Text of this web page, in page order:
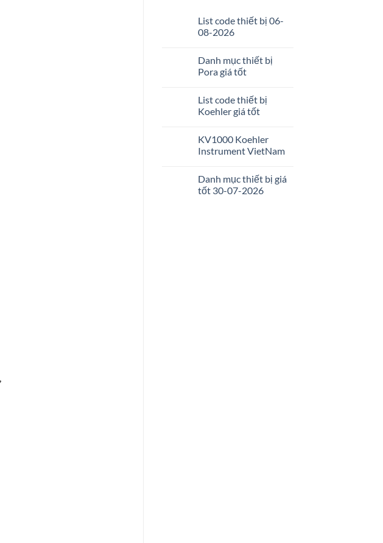
List code thiết bị 06-
08-2026
Danh mục thiết bị
Pora giá tốt
List code thiết bị
Koehler giá tốt
KV1000 Koehler
Instrument VietNam
Danh mục thiết bị giá
tốt 30-07-2026